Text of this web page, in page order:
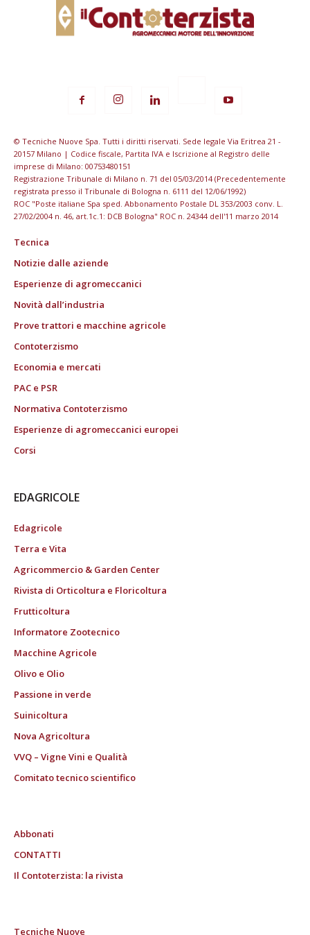
© Tecniche Nuove Spa. Tutti i diritti riservati. Sede legale Via Eritrea 21 -
20157 Milano | Codice fiscale, Partita IVA e Iscrizione al Registro delle
imprese di Milano: 00753480151
Registrazione Tribunale di Milano n. 71 del 05/03/2014 (Precedentemente
registrata presso il Tribunale di Bologna n. 6111 del 12/06/1992)
ROC "Poste italiane Spa sped. Abbonamento Postale DL 353/2003 conv. L.
27/02/2004 n. 46, art.1c.1: DCB Bologna" ROC n. 24344 dell'11 marzo 2014
Tecnica
Notizie dalle aziende
Esperienze di agromeccanici
Novità dall’industria
Prove trattori e macchine agricole
Contoterzismo
Economia e mercati
PAC e PSR
Normativa Contoterzismo
Esperienze di agromeccanici europei
Corsi
EDAGRICOLE
Edagricole
Terra e Vita
Agricommercio & Garden Center
Rivista di Orticoltura e Floricoltura
Frutticoltura
Informatore Zootecnico
Macchine Agricole
Olivo e Olio
Passione in verde
Suinicoltura
Nova Agricoltura
VVQ – Vigne Vini e Qualità
Comitato tecnico scientifico
Abbonati
CONTATTI
Il Contoterzista: la rivista
Tecniche Nuove